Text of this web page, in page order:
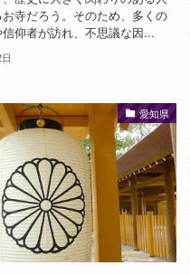
寺だろう。そのため、多くの
仰者が訪れ、不思議な因...
愛知県